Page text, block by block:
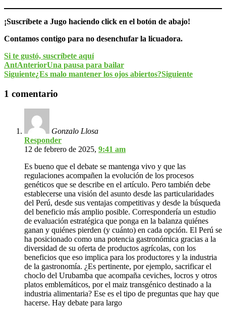
¡Suscríbete a Jugo haciendo click en el botón de abajo!
Contamos contigo para no desenchufar la licuadora.
Si te gustó, suscríbete aquí
AntAnteriorUna pausa para bailar
Siguiente¿Es malo mantener los ojos abiertos?Siguiente
1 comentario
Gonzalo Llosa
Responder
12 de febrero de 2025, 9:41 am
Es bueno que el debate se mantenga vivo y que las
regulaciones acompañen la evolución de los procesos
genéticos que se describe en el artículo. Pero también debe
establecerse una visión del asunto desde las particularidades
del Perú, desde sus ventajas competitivas y desde la búsqueda
del beneficio más amplio posible. Correspondería un estudio
de evaluación estratégica que ponga en la balanza quiénes
ganan y quiénes pierden (y cuánto) en cada opción. El Perú se
ha posicionado como una potencia gastronómica gracias a la
diversidad de su oferta de productos agrícolas, con los
beneficios que eso implica para los productores y la industria
de la gastronomía. ¿Es pertinente, por ejemplo, sacrificar el
choclo del Urubamba que acompaña ceviches, locros y otros
platos emblemáticos, por el maiz transgénico destinado a la
industria alimentaria? Ese es el tipo de preguntas que hay que
hacerse. Hay debate para largo